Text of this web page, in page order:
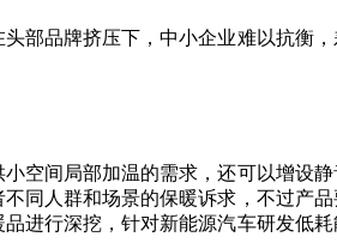
部品牌挤压下，中小企业难以抗衡
空间局部加温的需求，还可以增设静
同人群和场景的保暖诉求，不过产品
进行深挖，针对新能源汽车研发低